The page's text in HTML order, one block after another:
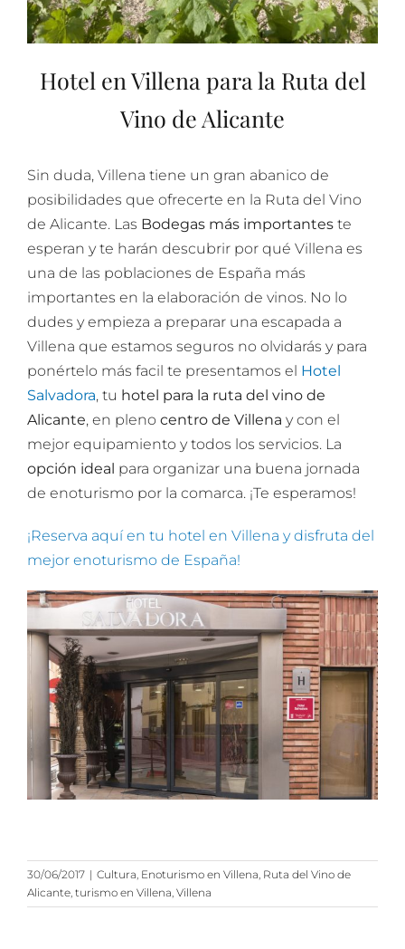
Hotel en Villena para la Ruta del
Vino de Alicante
Sin duda, Villena tiene un gran abanico de
posibilidades que ofrecerte en la Ruta del Vino
de Alicante. Las Bodegas más importantes te
esperan y te harán descubrir por qué Villena es
una de las poblaciones de España más
importantes en la elaboración de vinos. No lo
dudes y empieza a preparar una escapada a
Villena que estamos seguros no olvidarás y para
ponértelo más facil te presentamos el Hotel
Salvadora, tu hotel para la ruta del vino de
Alicante, en pleno centro de Villena y con el
mejor equipamiento y todos los servicios. La
opción ideal para organizar una buena jornada
de enoturismo por la comarca. ¡Te esperamos!
¡Reserva aquí en tu hotel en Villena y disfruta del
mejor enoturismo de España!
30/06/2017 | Cultura, Enoturismo en Villena, Ruta del Vino de
Alicante, turismo en Villena, Villena